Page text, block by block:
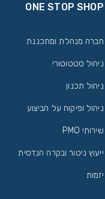
ONE STOP SHOP
חברה מנהלת ומתכננת
ניהול סטטוטורי
ניהול תכנון
ניהול ופיקוח על הביצוע
שירותי PMO
ייעוץ ניטור ובקרה הנדסית
יזמות